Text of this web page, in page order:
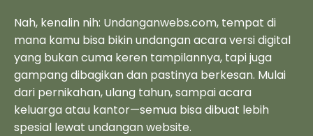
Nah, kenalin nih: Undanganwebs.com, tempat di
mana kamu bisa bikin undangan acara versi digital
yang bukan cuma keren tampilannya, tapi juga
gampang dibagikan dan pastinya berkesan. Mulai
dari pernikahan, ulang tahun, sampai acara
keluarga atau kantor—semua bisa dibuat lebih
spesial lewat undangan website.